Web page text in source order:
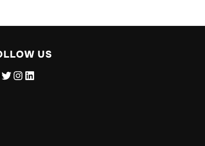
US
Twitter
Instagram
LinkedIn